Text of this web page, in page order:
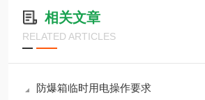
相关文章
RELATED ARTICLES
防爆箱临时用电操作要求